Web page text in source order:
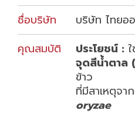
ชื่อบริษัท
บริษัท ไทยอ
คุณสมบัติ
ประโยชน์ :
จุดสีน้ำตา
ข้าว
ที่มีสาเหตุจา
oryzae